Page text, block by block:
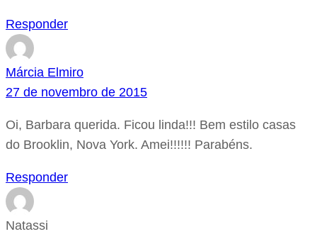
Responder
Márcia Elmiro
27 de novembro de 2015
Oi, Barbara querida. Ficou linda!!! Bem estilo casas
do Brooklin, Nova York. Amei!!!!!! Parabéns.
Responder
Natassi